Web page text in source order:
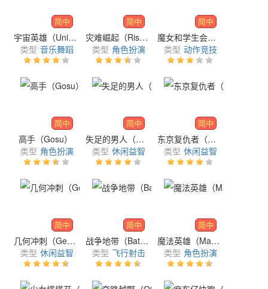
简中
宇宙英雄（Universe Hero 3D）
类型 音乐舞蹈
简中
灾难崛起（Rise from Disaster）
类型 角色扮演
简中
魔女和学生会（Witch And Council）
类型 动作竞技
简中
高手（Gosu）
类型 角色扮演
简中
失足的男人（Stumble Guys）
类型 休闲益智
简中
东京复仇者（Tokyo Revengers）
类型 休闲益智
简中
几何冲刺（Geometry Dash Lite）
类型 休闲益智
简中
战争地带（BattleZone）
类型 飞行射击
简中
魔法英雄（Magic Heros）
类型 角色扮演